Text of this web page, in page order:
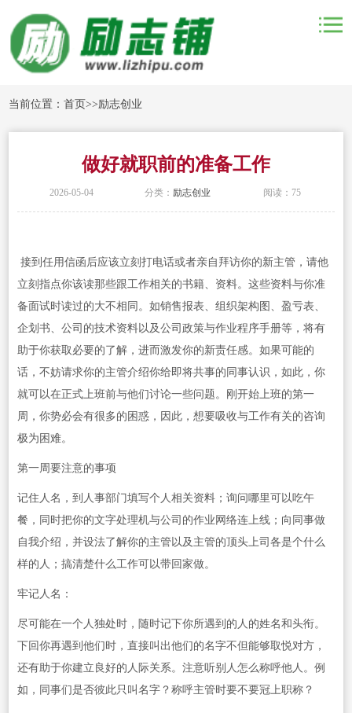
当前位置：首页>>励志创业
做好就职前的准备工作
2026-05-04 分类： 励志创业 阅读：75
接到任用信函后应该立刻打电话或者亲自拜访你的新主管，请他
立刻指点你该读那些跟工作相关的书籍、资料。这些资料与你准
备面试时读过的大不相同。如销售报表、组织架构图、盈亏表、
企划书、公司的技术资料以及公司政策与作业程序手册等，将有
助于你获取必要的了解，进而激发你的新责任感。如果可能的
话，不妨请求你的主管介绍你给即将共事的同事认识，如此，你
就可以在正式上班前与他们讨论一些问题。刚开始上班的第一
周，你势必会有很多的困惑，因此，想要吸收与工作有关的咨询
极为困难。
第一周要注意的事项
记住人名，到人事部门填写个人相关资料；询问哪里可以吃午
餐，同时把你的文字处理机与公司的作业网络连上线；向同事做
自我介绍，并设法了解你的主管以及主管的顶头上司各是个什么
样的人；搞清楚什么工作可以带回家做。
牢记人名：
尽可能在一个人独处时，随时记下你所遇到的人的姓名和头衔。
下回你再遇到他们时，直接叫出他们的名字不但能够取悦对方，
还有助于你建立良好的人际关系。注意听别人怎么称呼他人。例
如，同事们是否彼此只叫名字？称呼主管时要不要冠上职称？